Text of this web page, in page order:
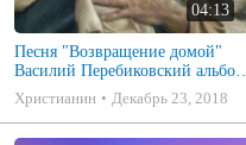
04:13
Песня "Возвращение домой"
Василий Перебиковский альбом
"Отчий дом"2016
Христианин Декабрь 23, 2018